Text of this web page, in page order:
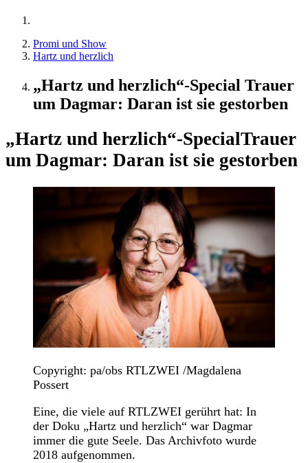
Promi und Show
Hartz und herzlich
„Hartz und herzlich“-Special Trauer
um Dagmar: Daran ist sie gestorben
„Hartz und herzlich“-SpecialTrauer
um Dagmar: Daran ist sie gestorben
Copyright: pa/obs RTLZWEI /Magdalena
Possert
Eine, die viele auf RTLZWEI gerührt hat: In
der Doku „Hartz und herzlich“ war Dagmar
immer die gute Seele. Das Archivfoto wurde
2018 aufgenommen.